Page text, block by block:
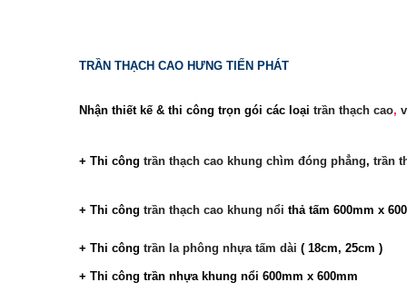
TRẦN THẠCH CAO HƯNG TIẾN PHÁT
Nhận thiết kế & thi công trọn gói các loại trần thạch cao,
+ Thi công trần thạch cao khung chìm đóng phẳng, trần
+ Thi công trần thạch cao khung nổi thả tấm 600mm x
+ Thi công trần la phông nhựa tấm dài ( 18cm, 25cm )
+ Thi công trần nhựa khung nổi 600mm x 600mm